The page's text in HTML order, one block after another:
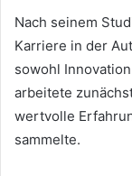
Nach seinem
Karriere in der
sowohl
arbeitete
wertvolle
sammelte.